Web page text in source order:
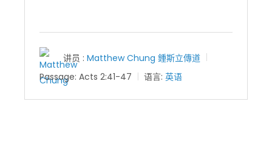
讲员 : Matthew Chung 鍾斯立傳道
Passage: Acts 2:41-47 语言: 英语